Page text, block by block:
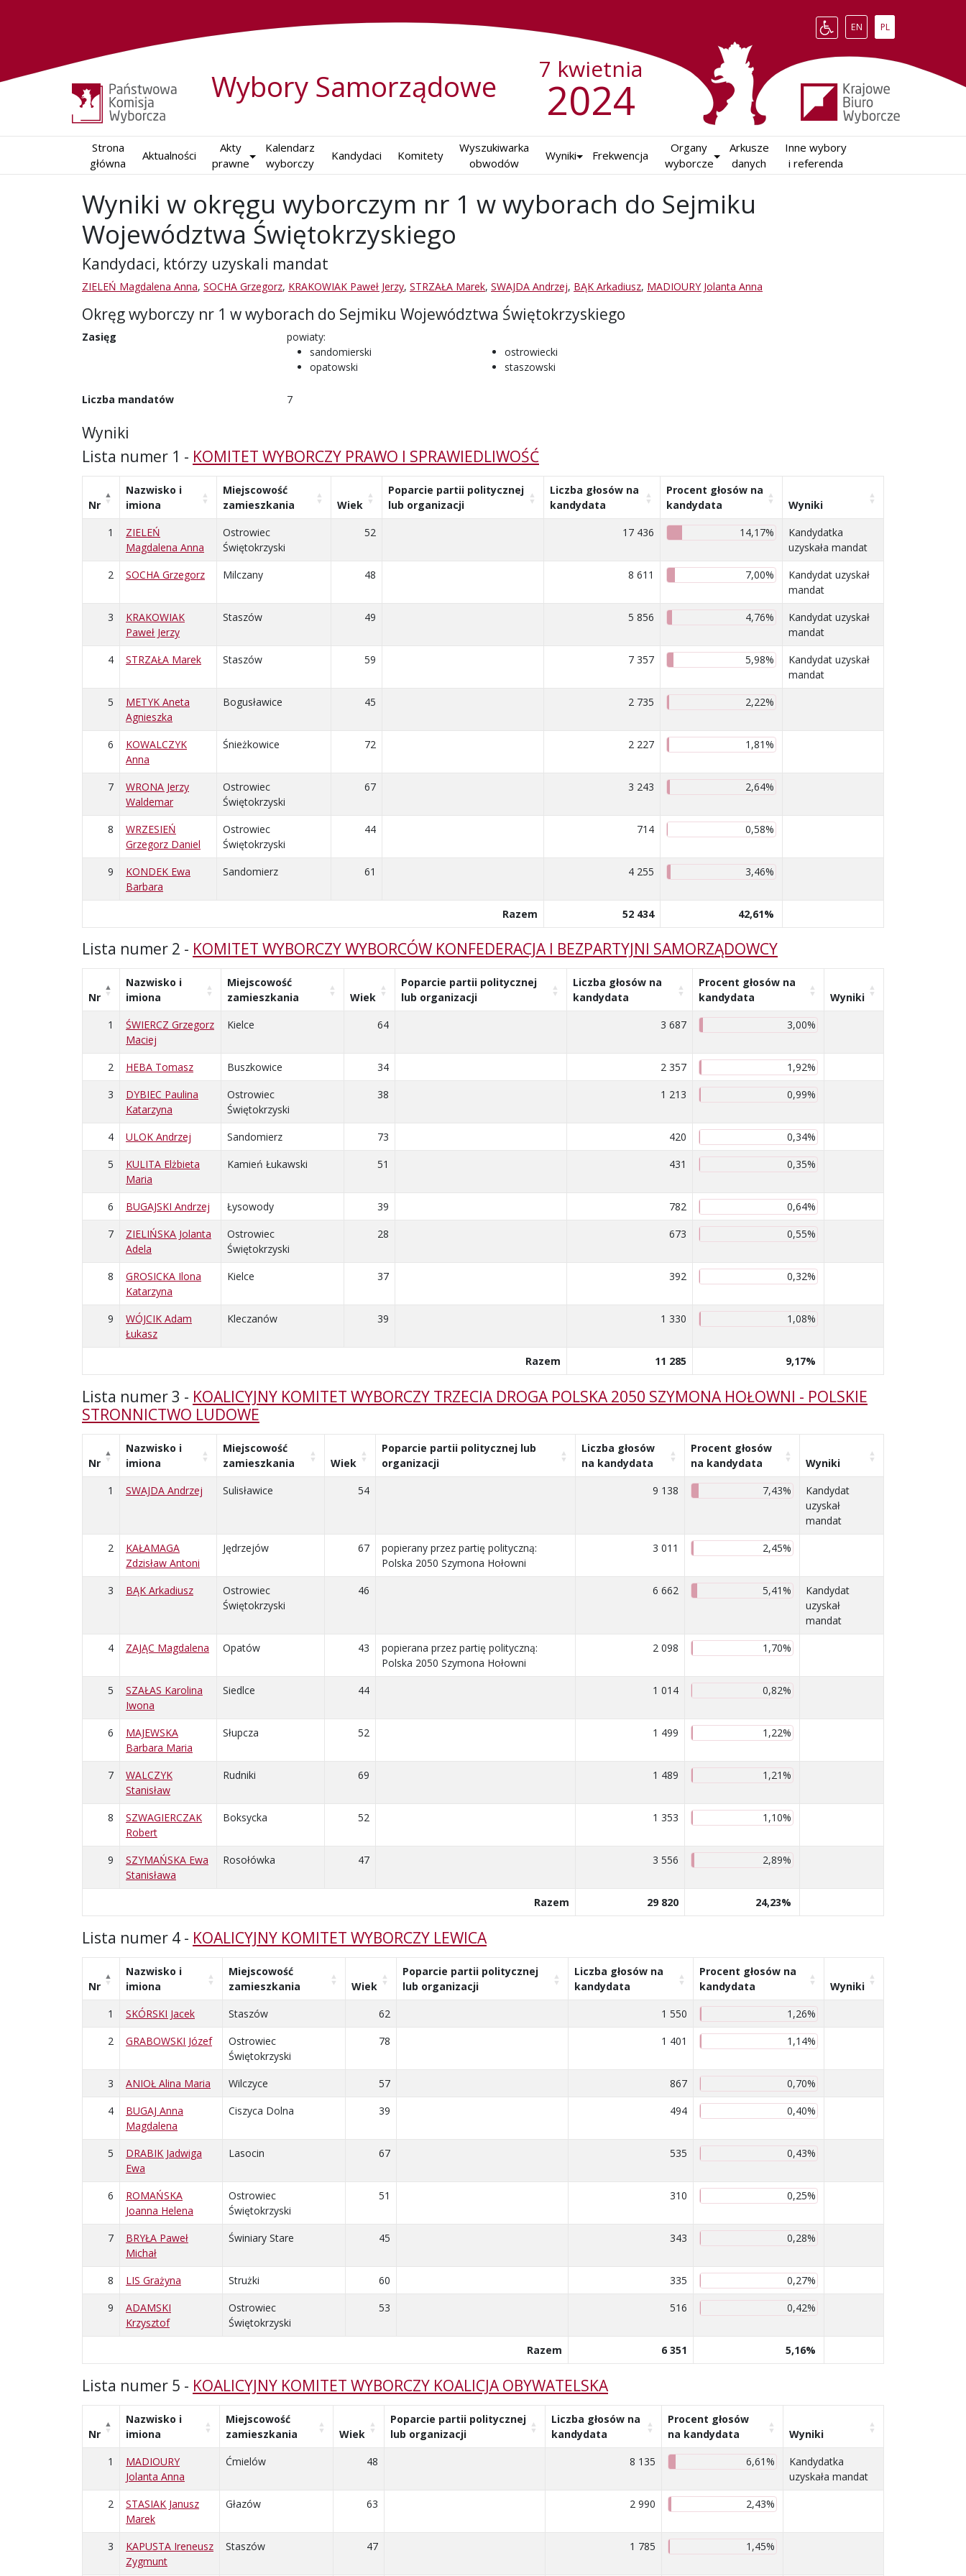
Change language to English
EN Zmień język na
PL
Wybory Samorządowe 2024
7 kwietnia
Strona
główna
Aktualności
Akty
prawne
Kalendarz
wyborczy
Kandydaci Komitety
Wyszukiwarka
obwodów
Wyniki Frekwencja
Organy
wyborcze
Arkusze
danych
Inne wybory
i referenda
Wyniki w okręgu wyborczym nr 1 w wyborach do Sejmiku
Województwa Świętokrzyskiego
Kandydaci, którzy uzyskali mandat
ZIELEŃ Magdalena Anna, SOCHA Grzegorz, KRAKOWIAK Paweł Jerzy, STRZAŁA Marek, SWAJDA Andrzej, BĄK Arkadiusz, MADIOURY Jolanta Anna
Okręg wyborczy nr 1 w wyborach do Sejmiku Województwa Świętokrzyskiego
Zasięg
powiaty:
sandomierski
opatowski
ostrowiecki
staszowski
Liczba mandatów 7
Wyniki
Lista numer 1 - KOMITET WYBORCZY PRAWO I SPRAWIEDLIWOŚĆ
Nr
Nazwisko i
imiona
Miejscowość
zamieszkania
Wiek
Poparcie partii politycznej
lub organizacji
Liczba głosów na
kandydata
Procent głosów na
kandydata
Wyniki
1
ZIELEŃ
Magdalena Anna
Ostrowiec
Świętokrzyski
52 17 436 14,17%
Kandydatka
uzyskała mandat
2
SOCHA Grzegorz Milczany 48 8 611 7,00%
Kandydat uzyskał
mandat
3
KRAKOWIAK
Paweł Jerzy
Staszów 49 5 856 4,76%
Kandydat uzyskał
mandat
4
STRZAŁA Marek Staszów 59 7 357 5,98%
Kandydat uzyskał
mandat
5
METYK Aneta
Agnieszka
Bogusławice 45 2 735 2,22%
6
KOWALCZYK
Anna
Śnieżkowice 72 2 227 1,81%
7
WRONA Jerzy
Waldemar
Ostrowiec
Świętokrzyski
67 3 243 2,64%
8
WRZESIEŃ
Grzegorz Daniel
Ostrowiec
Świętokrzyski
44 714 0,58%
9
KONDEK Ewa
Barbara
Sandomierz 61 4 255 3,46%
Razem 52 434 42,61%
Lista numer 2 - KOMITET WYBORCZY WYBORCÓW KONFEDERACJA I BEZPARTYJNI SAMORZĄDOWCY
Nr
Nazwisko i
imiona
Miejscowość
zamieszkania
Wiek
Poparcie partii politycznej
lub organizacji
Liczba głosów na
kandydata
Procent głosów na
kandydata
Wyniki
1
ŚWIERCZ Grzegorz
Maciej
Kielce 64 3 687 3,00%
2 HEBA Tomasz Buszkowice 34 2 357
1,92%
3
DYBIEC Paulina
Katarzyna
Ostrowiec
Świętokrzyski
38 1 213 0,99%
4 ULOK Andrzej Sandomierz 73 420
0,34%
5
KULITA Elżbieta
Maria
Kamień Łukawski 51 431 0,35%
6 BUGAJSKI Andrzej Łysowody 39 782
0,64%
7
ZIELIŃSKA Jolanta
Adela
Ostrowiec
Świętokrzyski
28 673 0,55%
8
GROSICKA Ilona
Katarzyna
Kielce 37 392 0,32%
9
WÓJCIK Adam
Łukasz
Kleczanów 39 1 330 1,08%
Razem 11 285 9,17%
Lista numer 3 - KOALICYJNY KOMITET WYBORCZY TRZECIA DROGA POLSKA 2050 SZYMONA HOŁOWNI - POLSKIE
STRONNICTWO LUDOWE
Nr
Nazwisko i
imiona
Miejscowość
zamieszkania
Wiek
Poparcie partii politycznej lub
organizacji
Liczba głosów
na kandydata
Procent głosów
na kandydata
Wyniki
1
SWAJDA Andrzej Sulisławice 54 9 138 7,43%
Kandydat
uzyskał
mandat
2
KAŁAMAGA
Zdzisław Antoni
Jędrzejów 67
popierany przez partię polityczną:
Polska 2050 Szymona Hołowni
3 011 2,45%
3 BĄK Arkadiusz
Ostrowiec
Świętokrzyski
46 6 662 5,41%
Kandydat
uzyskał
mandat
4
ZAJĄC Magdalena Opatów 43
popierana przez partię polityczną:
Polska 2050 Szymona Hołowni
2 098 1,70%
5
SZAŁAS Karolina
Iwona
Siedlce 44 1 014 0,82%
6
MAJEWSKA
Barbara Maria
Słupcza 52 1 499 1,22%
7
WALCZYK
Stanisław
Rudniki 69 1 489 1,21%
8
SZWAGIERCZAK
Robert
Boksycka 52 1 353 1,10%
9
SZYMAŃSKA Ewa
Stanisława
Rosołówka 47 3 556 2,89%
Razem 29 820 24,23%
Lista numer 4 - KOALICYJNY KOMITET WYBORCZY LEWICA
Nr
Nazwisko i
imiona
Miejscowość
zamieszkania
Wiek
Poparcie partii politycznej
lub organizacji
Liczba głosów na
kandydata
Procent głosów na
kandydata
Wyniki
1
SKÓRSKI Jacek Staszów 62 1 550
1,26%
2
GRABOWSKI Józef
Ostrowiec
Świętokrzyski
78 1 401 1,14%
3 ANIOŁ Alina Maria Wilczyce 57 867
0,70%
4
BUGAJ Anna
Magdalena
Ciszyca Dolna 39 494 0,40%
5
DRABIK Jadwiga
Ewa
Lasocin 67 535 0,43%
6
ROMAŃSKA
Joanna Helena
Ostrowiec
Świętokrzyski
51 310 0,25%
7
BRYŁA Paweł
Michał
Świniary Stare 45 343 0,28%
8 LIS Grażyna Strużki 60 335
0,27%
9
ADAMSKI
Krzysztof
Ostrowiec
Świętokrzyski
53 516 0,42%
Razem 6 351 5,16%
Lista numer 5 - KOALICYJNY KOMITET WYBORCZY KOALICJA OBYWATELSKA
Nr
Nazwisko i
imiona
Miejscowość
zamieszkania
Wiek
Poparcie partii politycznej
lub organizacji
Liczba głosów na
kandydata
Procent głosów
na kandydata
Wyniki
1
MADIOURY
Jolanta Anna
Ćmielów 48 8 135 6,61%
Kandydatka
uzyskała mandat
2
STASIAK Janusz
Marek
Głazów 63 2 990 2,43%
3
KAPUSTA Ireneusz
Zygmunt
Staszów 47 1 785 1,45%